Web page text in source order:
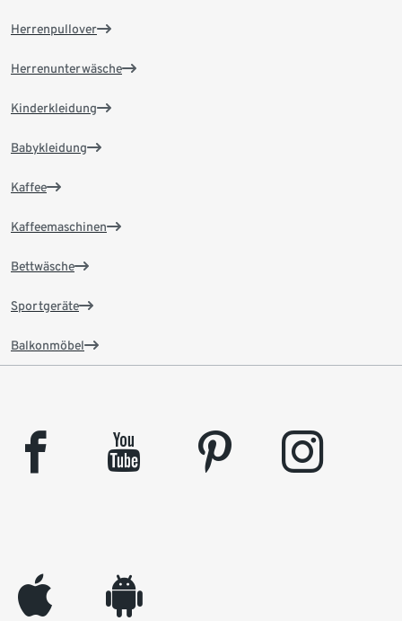
Herrenpullover
Herrenunterwäsche
Kinderkleidung
Babykleidung
Kaffee
Kaffeemaschinen
Bettwäsche
Sportgeräte
Balkonmöbel
facebook youtube pinterest instagram
appleinc android